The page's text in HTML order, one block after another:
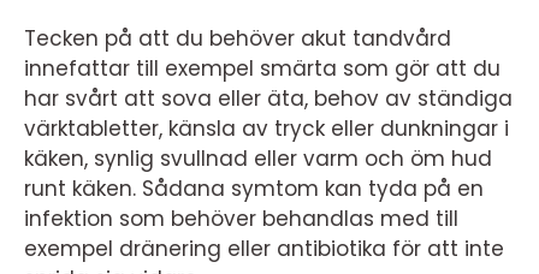
Tecken på att du behöver akut tandvård
innefattar till exempel smärta som gör att du
har svårt att sova eller äta, behov av ständiga
värktabletter, känsla av tryck eller dunkningar i
käken, synlig svullnad eller varm och öm hud
runt käken. Sådana symtom kan tyda på en
infektion som behöver behandlas med till
exempel dränering eller antibiotika för att inte